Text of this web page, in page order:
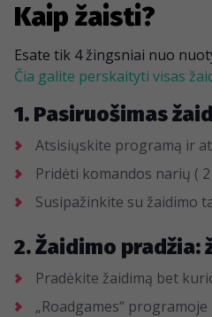
Kaip žaisti?
Esate tik 4 žingsniai nuo
Čia galite perskaityti visas
1. Pasiruošimas
Atsisiųskite programą ir
Pridėti komandos narių ( 2
Susipažinkite su žaidimo
2. Žaidimo
Pradėkite žaidimą bet
„Roadgames“